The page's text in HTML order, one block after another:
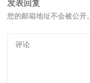
发表回复
您的邮箱地址不会被公开。